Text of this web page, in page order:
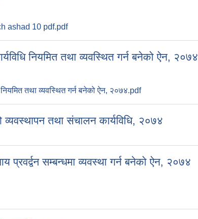
ashad 10 pdf.pdf
नियमित तथा व्यवस्थित गर्न बनेको ऐन, २०७४
तथा व्यवस्थित गर्न बनेको ऐन, २०७४.pdf
तथा संचालन कार्यविधि, २०७४
प्रवर्द्वन सम्बन्धमा व्यवस्था गर्न बनेको ऐन, २०७४